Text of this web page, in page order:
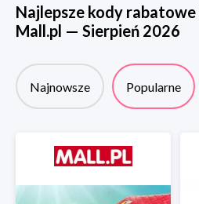
Najlepsze kody
Mall.pl — Sierpień 2026
Najnowsze Popularne